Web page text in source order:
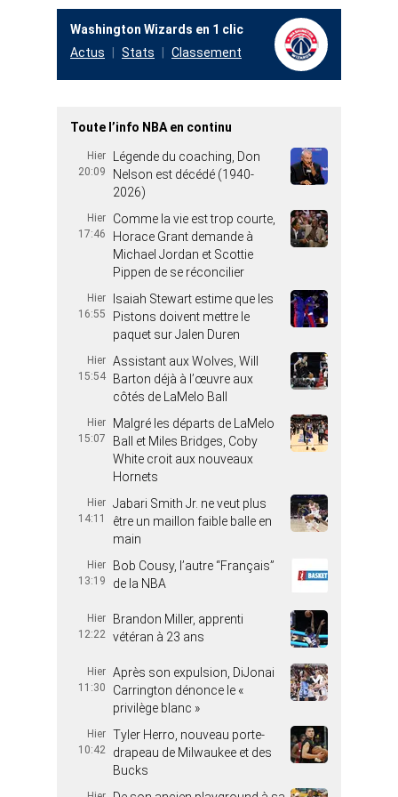
Washington Wizards en 1 clic
Actus
Stats Classement
Toute l’info NBA en continu
Hier
20:09
Légende du coaching, Don
Nelson est décédé (1940-
2026)
Hier
17:46
Comme la vie est trop courte,
Horace Grant demande à
Michael Jordan et Scottie
Pippen de se réconcilier
Hier
16:55
Isaiah Stewart estime que les
Pistons doivent mettre le
paquet sur Jalen Duren
Hier
15:54
Assistant aux Wolves, Will
Barton déjà à l’œuvre aux
côtés de LaMelo Ball
Hier
15:07
Malgré les départs de LaMelo
Ball et Miles Bridges, Coby
White croit aux nouveaux
Hornets
Hier
14:11
Jabari Smith Jr. ne veut plus
être un maillon faible balle en
main
Hier
13:19
Bob Cousy, l’autre “Français”
de la NBA
Hier
12:22
Brandon Miller, apprenti
vétéran à 23 ans
Hier
11:30
Après son expulsion, DiJonai
Carrington dénonce le «
privilège blanc »
Hier
10:42
Tyler Herro, nouveau porte-
drapeau de Milwaukee et des
Bucks